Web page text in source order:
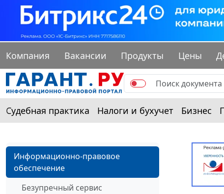
Компания Вакансии Продукты Цены
Судебная практика Налоги и бухучет Бизнес
Информационно-правовое
обеспечение
Безупречный сервис